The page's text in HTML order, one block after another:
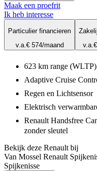
Maak een proefrit
Ik heb interesse
Particulier financieren
v.a.€ 574/maand
v.a.
623 km range (WLTP)
Adaptive Cruise
Regen en Lichtsensor
Elektrisch
Renault Handsfree
zonder sleutel
Bekijk deze Renault bij
Van Mossel Renault
Spijkenisse